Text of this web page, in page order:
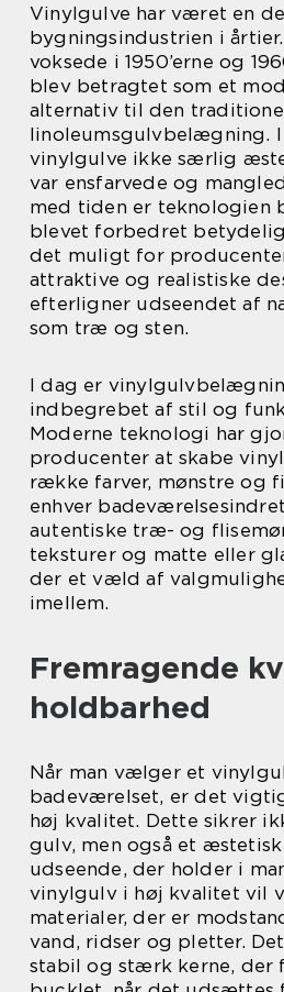
Vinylgulve har været en
bygningsindustrien i
voksede i 1950’erne og
blev betragtet som et
alternativ til den
linoleumsgulvbelægning. I
vinylgulve ikke særlig
var ensfarvede og
med tiden er teknologien
blevet forbedret
det muligt for
attraktive og realistiske
efterligner udseendet af
som træ og sten.
I dag er
indbegrebet af stil og
Moderne teknologi har
producenter at skabe
række farver, mønstre og
enhver
autentiske træ- og
teksturer og matte eller
der et væld af
imellem.
Fremragende
holdbarhed
Når man vælger et
badeværelset, er det
høj kvalitet. Dette sikrer
gulv, men også et
udseende, der holder i
vinylgulv i høj kvalitet vil
materialer, der er
vand, ridser og pletter.
stabil og stærk kerne, der